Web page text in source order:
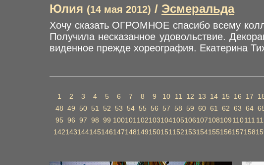
Юлия (14 мая 2012) / Эсмеральда
Хочу сказать ОГРОМНОЕ спасибо всему
Получила несказанное удовольствие.
виденное прежде хореография. Екатерина
1 2 3 4 5 6 7 8 9 10 11 12 13 14 15 16 17
48 49 50 51 52 53 54 55 56 57 58 59 60 61 62 63 64
95 96 97 98 99 100101 102103104105106107108109110111
142143144145146147148149150151 152153154155156157158